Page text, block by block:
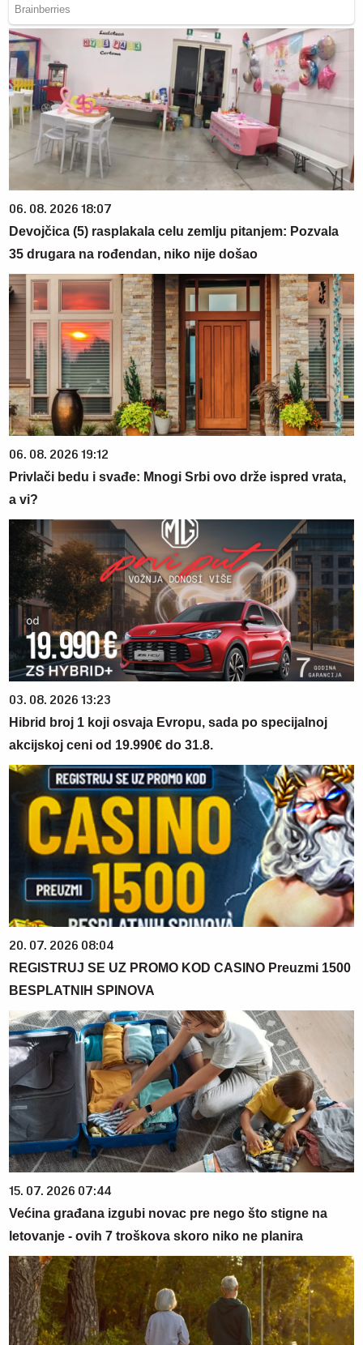
06. 08. 2026 18:07
Devojčica (5) rasplakala celu zemlju pitanjem: Pozvala
35 drugara na rođendan, niko nije došao
06. 08. 2026 19:12
Privlači bedu i svađe: Mnogi Srbi ovo drže ispred vrata,
a vi?
03. 08. 2026 13:23
Hibrid broj 1 koji osvaja Evropu, sada po specijalnoj
akcijskoj ceni od 19.990€ do 31.8.
20. 07. 2026 08:04
REGISTRUJ SE UZ PROMO KOD CASINO Preuzmi 1500
BESPLATNIH SPINOVA
15. 07. 2026 07:44
Većina građana izgubi novac pre nego što stigne na
letovanje - ovih 7 troškova skoro niko ne planira